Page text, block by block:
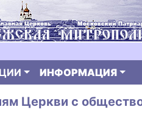
ИНФОРМАЦИЯ
Церкви с